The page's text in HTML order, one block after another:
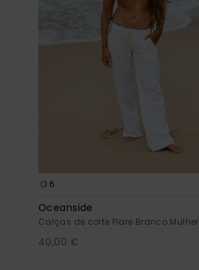
6
Oceanside
Calças de corte Flare Branco Mulher
40,00 €